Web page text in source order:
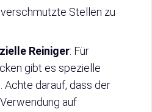
Stellen zu
Reiniger: Für
gibt es spezielle
Achte darauf, dass der
auf